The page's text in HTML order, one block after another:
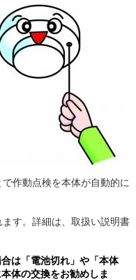
作動点検を本体が自動的に
す。詳細は、取扱い説明書
は「電池切れ」や「本体
体の交換をお勧めしま